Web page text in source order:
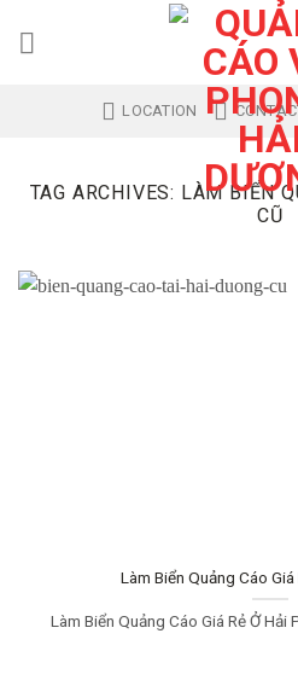
LOCATION
TAG ARCHIVES: LÀM BIỂN
CŨ
Làm Biển Quảng Cáo
Làm Biển Quảng Cáo Giá Rẻ Ở